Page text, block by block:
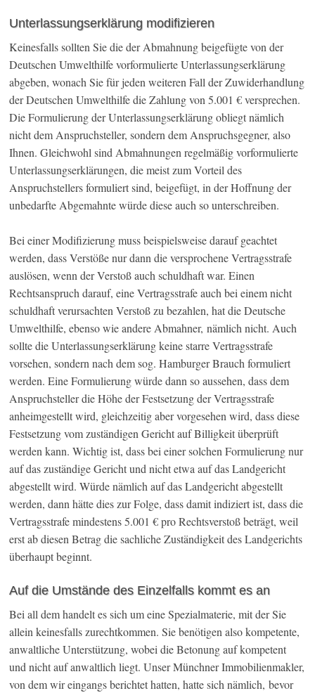
Unterlassungserklärung modifizieren
Keinesfalls sollten Sie die der Abmahnung beigefügte von der
Deutschen Umwelthilfe vorformulierte Unterlassungserklärung
abgeben, wonach Sie für jeden weiteren Fall der Zuwiderhandlung
der Deutschen Umwelthilfe die Zahlung von 5.001 € versprechen.
Die Formulierung der Unterlassungserklärung obliegt nämlich
nicht dem Anspruchsteller, sondern dem Anspruchsgegner, also
Ihnen. Gleichwohl sind Abmahnungen regelmäßig vorformulierte
Unterlassungserklärungen, die meist zum Vorteil des
Anspruchstellers formuliert sind, beigefügt, in der Hoffnung der
unbedarfte Abgemahnte würde diese auch so unterschreiben.
Bei einer Modifizierung muss beispielsweise darauf geachtet
werden, dass Verstöße nur dann die versprochene Vertragsstrafe
auslösen, wenn der Verstoß auch schuldhaft war. Einen
Rechtsanspruch darauf, eine Vertragsstrafe auch bei einem nicht
schuldhaft verursachten Verstoß zu bezahlen, hat die Deutsche
Umwelthilfe, ebenso wie andere Abmahner, nämlich nicht. Auch
sollte die Unterlassungserklärung keine starre Vertragsstrafe
vorsehen, sondern nach dem sog. Hamburger Brauch formuliert
werden. Eine Formulierung würde dann so aussehen, dass dem
Anspruchsteller die Höhe der Festsetzung der Vertragsstrafe
anheimgestellt wird, gleichzeitig aber vorgesehen wird, dass diese
Festsetzung vom zuständigen Gericht auf Billigkeit überprüft
werden kann. Wichtig ist, dass bei einer solchen Formulierung nur
auf das zuständige Gericht und nicht etwa auf das Landgericht
abgestellt wird. Würde nämlich auf das Landgericht abgestellt
werden, dann hätte dies zur Folge, dass damit indiziert ist, dass die
Vertragsstrafe mindestens 5.001 € pro Rechtsverstoß beträgt, weil
erst ab diesen Betrag die sachliche Zuständigkeit des Landgerichts
überhaupt beginnt.
Auf die Umstände des Einzelfalls kommt es an
Bei all dem handelt es sich um eine Spezialmaterie, mit der Sie
allein keinesfalls zurechtkommen. Sie benötigen also kompetente,
anwaltliche Unterstützung, wobei die Betonung auf kompetent
und nicht auf anwaltlich liegt. Unser Münchner Immobilienmakler,
von dem wir eingangs berichtet hatten, hatte sich nämlich, bevor